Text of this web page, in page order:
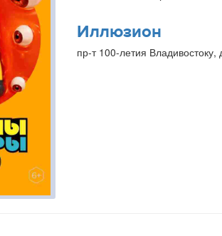
Иллюзион
пр-т 100-летия Владивостоку,